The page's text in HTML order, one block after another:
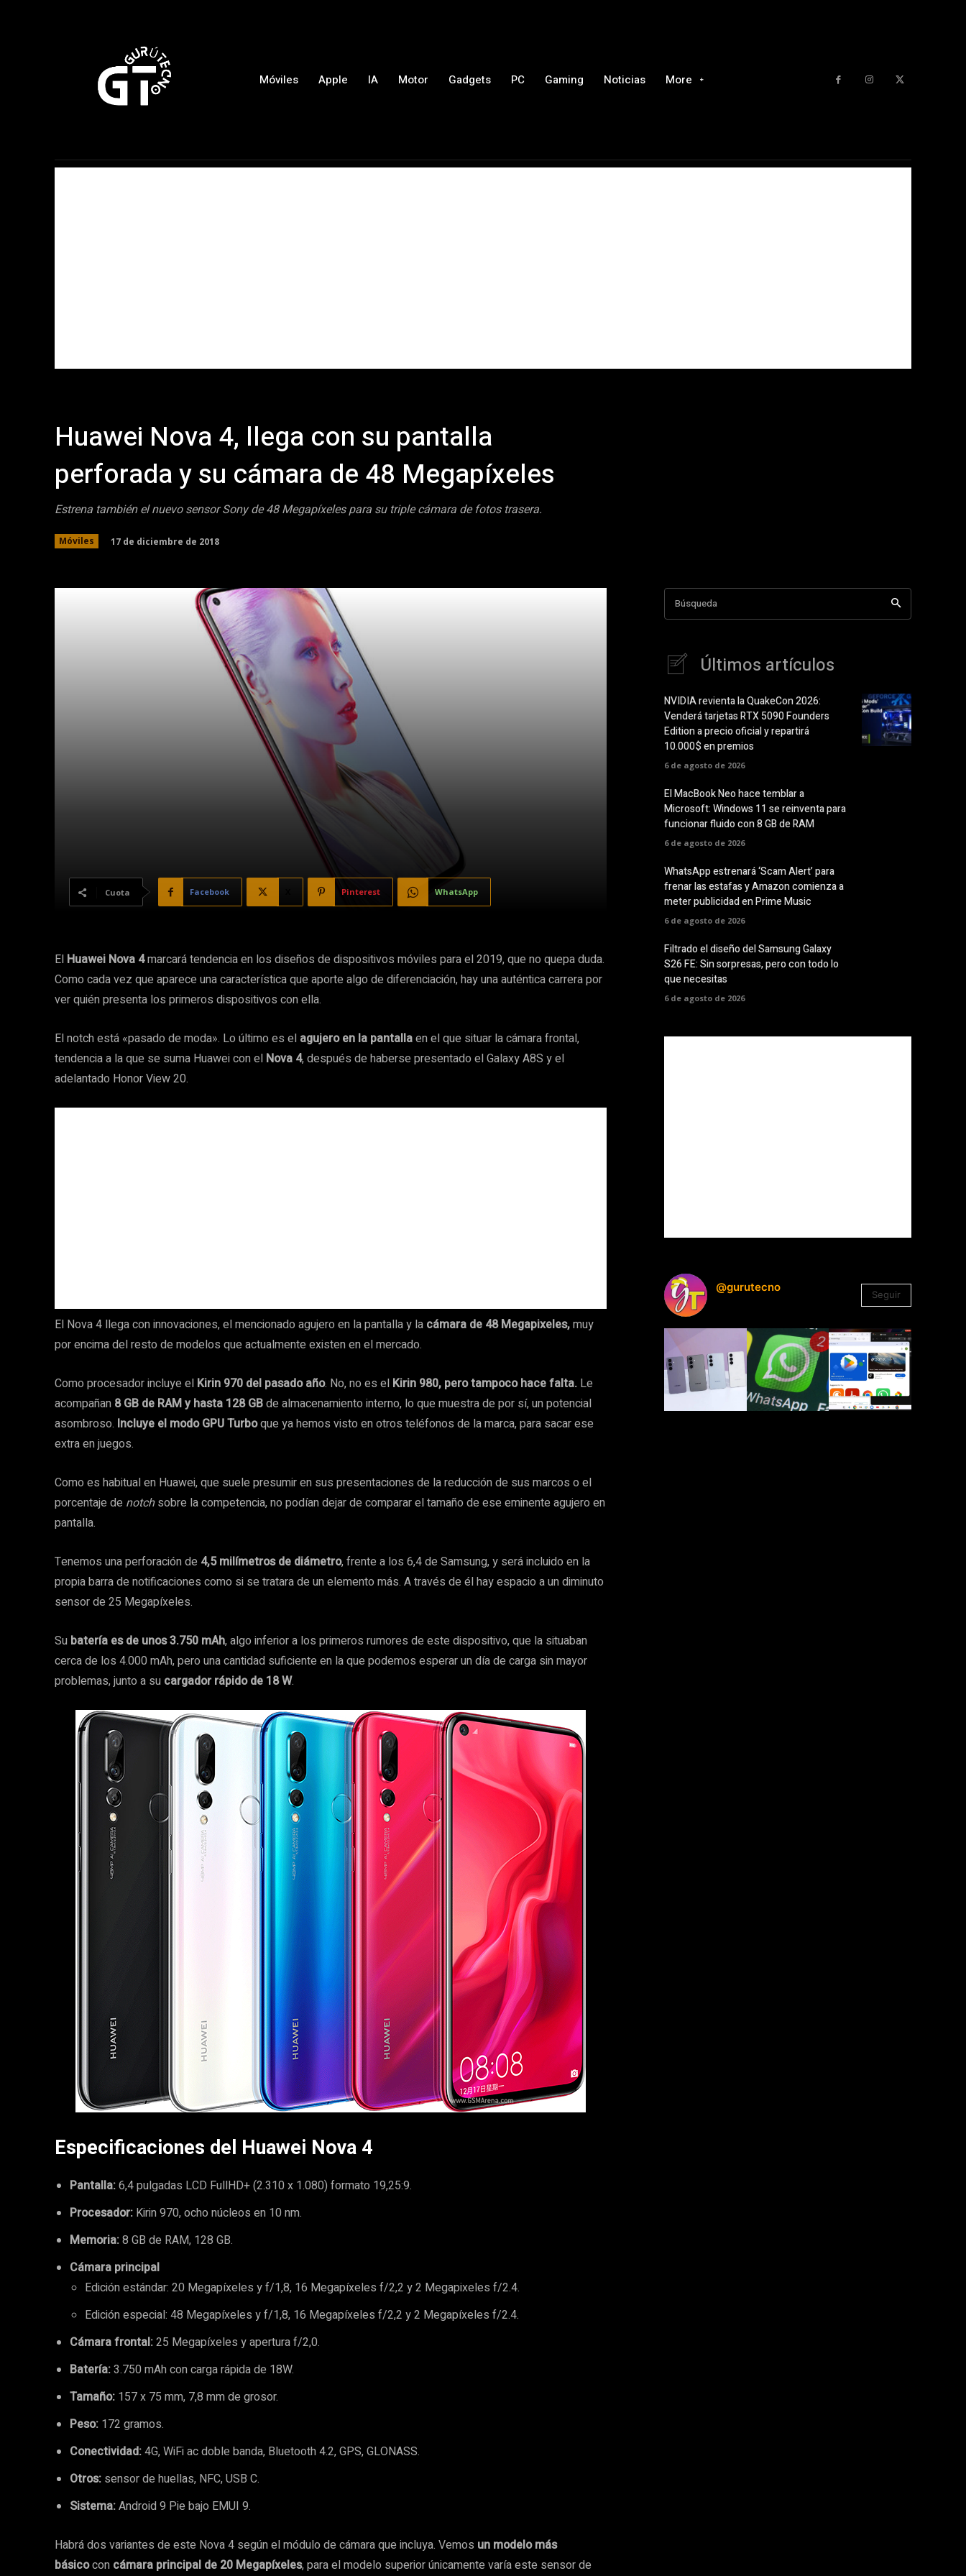
Móviles Apple IA Motor Gadgets PC Gaming Noticias More
Huawei Nova 4, llega con su pantalla
perforada y su cámara de 48 Megapíxeles
Estrena también el nuevo sensor Sony de 48 Megapíxeles para su triple cámara de fotos trasera.
Móviles 17 de diciembre de 2018
Cuota Facebook Pinterest WhatsApp
El Huawei Nova 4marcará tendencia en los diseños de dispositivos móviles para el 2019, que no quepa duda.
Como cada vez que aparece una característica que aporte algo de diferenciación, hay una auténtica carrera por
ver quién presenta los primeros dispositivos con ella.
El notch está «pasado de moda». Lo último es el agujero en la pantallaen el que situar la cámara frontal,
tendencia a la que se suma Huawei con el Nova 4, después de haberse presentado el Galaxy A8S y el
adelantado Honor View 20.
El Nova 4 llega con innovaciones, el mencionado agujero en la pantalla y la cámara de 48 Megapixeles,muy
por encima del resto de modelos que actualmente existen en el mercado.
Como procesador incluye el Kirin 970 del pasado año. No, no es el Kirin 980, pero tampoco hace falta. Le
acompañan 8 GB de RAM y hasta 128 GBde almacenamiento interno, lo que muestra de por sí, un potencial
asombroso. Incluye el modo GPU Turboque ya hemos visto en otros teléfonos de la marca, para sacar ese
extra en juegos.
Como es habitual en Huawei, que suele presumir en sus presentaciones de la reducción de sus marcos o el
porcentaje de notchsobre la competencia, no podían dejar de comparar el tamaño de ese eminente agujero en
pantalla.
Tenemos una perforación de 4,5 milímetros de diámetro, frente a los 6,4 de Samsung, y será incluido en la
propia barra de notificaciones como si se tratara de un elemento más. A través de él hay espacio a un diminuto
sensor de 25 Megapíxeles.
Su batería es de unos 3.750 mAh, algo inferior a los primeros rumores de este dispositivo, que la situaban
cerca de los 4.000 mAh, pero una cantidad suficiente en la que podemos esperar un día de carga sin mayor
problemas, junto a su cargador rápido de 18 W.
Especificaciones del Huawei Nova 4
Pantalla:6,4 pulgadas LCD FullHD+ (2.310 x 1.080) formato 19,25:9.
Procesador: Kirin 970, ocho núcleos en 10 nm.
Memoria:8 GB de RAM, 128 GB.
Cámara principal
Edición estándar: 20 Megapíxeles y f/1,8, 16 Megapíxeles f/2,2 y 2 Megapixeles f/2.4.
Edición especial: 48 Megapíxeles y f/1,8, 16 Megapíxeles f/2,2 y 2 Megapíxeles f/2.4.
Cámara frontal:25 Megapíxeles y apertura f/2,0.
Batería:3.750 mAh con carga rápida de 18W.
Tamaño: 157 x 75 mm, 7,8 mm de grosor.
Peso: 172 gramos.
Conectividad:4G, WiFi ac doble banda, Bluetooth 4.2, GPS, GLONASS.
Otros: sensor de huellas, NFC, USB C.
Sistema:Android 9 Pie bajo EMUI 9.
Habrá dos variantes de este Nova 4 según el módulo de cámara que incluya. Vemos un modelo más
básicocon cámara principal de 20 Megapíxeles, para el modelo superior únicamente varía este sensor de
Búsqueda
Últimos artículos
NVIDIA revienta la QuakeCon 2026:
Venderá tarjetas RTX 5090 Founders
Edition a precio oficial y repartirá
10.000$ en premios
6 de agosto de 2026
El MacBook Neo hace temblar a
Microsoft: Windows 11 se reinventa para
funcionar fluido con 8 GB de RAM
6 de agosto de 2026
WhatsApp estrenará ‘Scam Alert’ para
frenar las estafas y Amazon comienza a
meter publicidad en Prime Music
6 de agosto de 2026
Filtrado el diseño del Samsung Galaxy
S26 FE: Sin sorpresas, pero con todo lo
que necesitas
6 de agosto de 2026
@gurutecno
Seguir